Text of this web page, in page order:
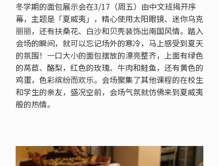
冬学期的面包展示会在3/17（周五）由中文班揭开序
幕，主题是「夏威夷」，精心使用太阳眼镜、迷你乌克
丽丽，还有扶桑花、白沙和贝壳装饰出南国风情。踏入
会场的瞬间，就可以忘记场外的寒冷，马上感受到夏天
的氛围！一口大小的面包摆放的漂亮整齐，上面有绿色
的莴苣、酪梨，红色的玫瑰、牛肉和鲑鱼，还有黄色的
鸡蛋，色彩缤纷而欢乐。会场聚集了其他课程的在校生
和学生的亲友，盛况空前，会场气氛就仿佛来到夏威夷
般的热情。